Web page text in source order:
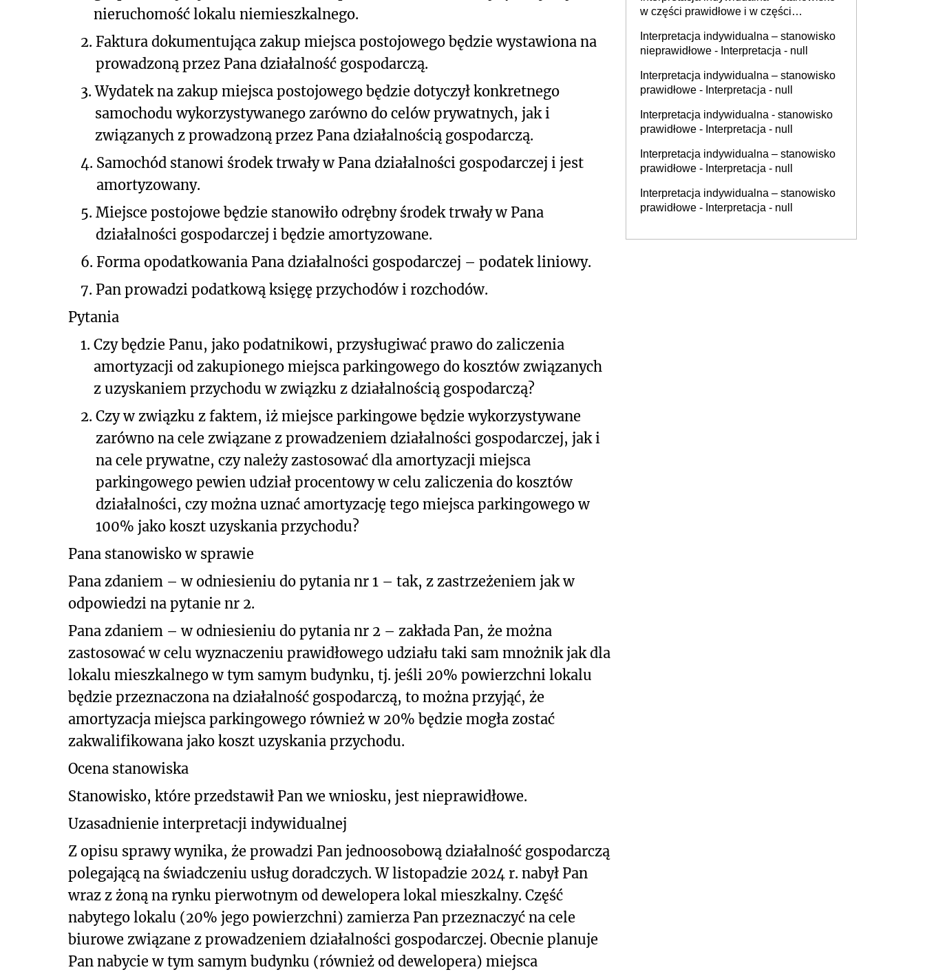
nieruchomość lokalu niemieszkalnego.
2. Faktura dokumentująca zakup miejsca postojowego będzie wystawiona na
prowadzoną przez Pana działalność gospodarczą.
3. Wydatek na zakup miejsca postojowego będzie dotyczył konkretnego
samochodu wykorzystywanego zarówno do celów prywatnych, jak i
związanych z prowadzoną przez Pana działalnością gospodarczą.
4. Samochód stanowi środek trwały w Pana działalności gospodarczej i jest
amortyzowany.
5. Miejsce postojowe będzie stanowiło odrębny środek trwały w Pana
działalności gospodarczej i będzie amortyzowane.
6. Forma opodatkowania Pana działalności gospodarczej – podatek liniowy.
7. Pan prowadzi podatkową księgę przychodów i rozchodów.
Pytania
1. Czy będzie Panu, jako podatnikowi, przysługiwać prawo do zaliczenia
amortyzacji od zakupionego miejsca parkingowego do kosztów związanych
z uzyskaniem przychodu w związku z działalnością gospodarczą?
2. Czy w związku z faktem, iż miejsce parkingowe będzie wykorzystywane
zarówno na cele związane z prowadzeniem działalności gospodarczej, jak i
na cele prywatne, czy należy zastosować dla amortyzacji miejsca
parkingowego pewien udział procentowy w celu zaliczenia do kosztów
działalności, czy można uznać amortyzację tego miejsca parkingowego w
100% jako koszt uzyskania przychodu?
Pana stanowisko w sprawie
Pana zdaniem – w odniesieniu do pytania nr 1 – tak, z zastrzeżeniem jak w
odpowiedzi na pytanie nr 2.
Pana zdaniem – w odniesieniu do pytania nr 2 – zakłada Pan, że można
zastosować w celu wyznaczeniu prawidłowego udziału taki sam mnożnik jak dla
lokalu mieszkalnego w tym samym budynku, tj. jeśli 20% powierzchni lokalu
będzie przeznaczona na działalność gospodarczą, to można przyjąć, że
amortyzacja miejsca parkingowego również w 20% będzie mogła zostać
zakwalifikowana jako koszt uzyskania przychodu.
Ocena stanowiska
Stanowisko, które przedstawił Pan we wniosku, jest nieprawidłowe.
Uzasadnienie interpretacji indywidualnej
Z opisu sprawy wynika, że prowadzi Pan jednoosobową działalność gospodarczą
polegającą na świadczeniu usług doradczych. W listopadzie 2024 r. nabył Pan
wraz z żoną na rynku pierwotnym od dewelopera lokal mieszkalny. Część
nabytego lokalu (20% jego powierzchni) zamierza Pan przeznaczyć na cele
biurowe związane z prowadzeniem działalności gospodarczej. Obecnie planuje
Pan nabycie w tym samym budynku (również od dewelopera) miejsca
w części prawidłowe i w części
KDIPT1-2.4012.547.2025.2.JS
Interpretacja indywidualna – stanowisko
nieprawidłowe - Interpretacja - null
Interpretacja indywidualna – stanowisko
prawidłowe - Interpretacja - null
Interpretacja indywidualna - stanowisko
prawidłowe - Interpretacja - null
Interpretacja indywidualna – stanowisko
prawidłowe - Interpretacja - null
Interpretacja indywidualna – stanowisko
prawidłowe - Interpretacja - null